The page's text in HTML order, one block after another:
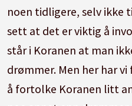
(Jente, har hatt
noen tidligere, selv ikke
sett at det er viktig å
står i Koranen at man
drømmer. Men her har
å fortolke Koranen litt